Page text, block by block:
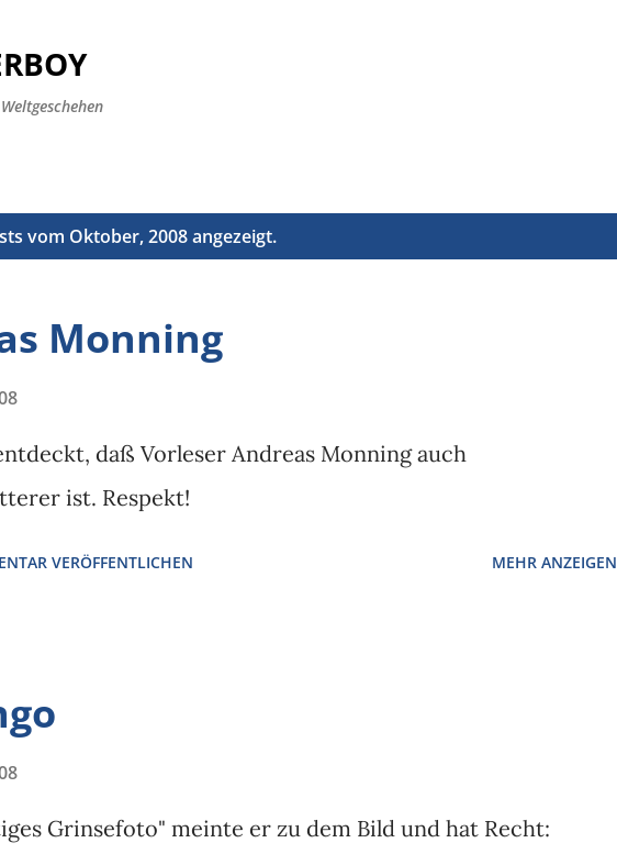
vom Oktober, 2008 angezeigt.
Monning
daß Vorleser Andreas Monning auch
ist. Respekt!
VERÖFFENTLICHEN MEHR ANZEIGEN
Grinsefoto" meinte er zu dem Bild und hat Recht: